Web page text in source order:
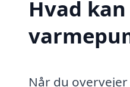
Hvad
Når du